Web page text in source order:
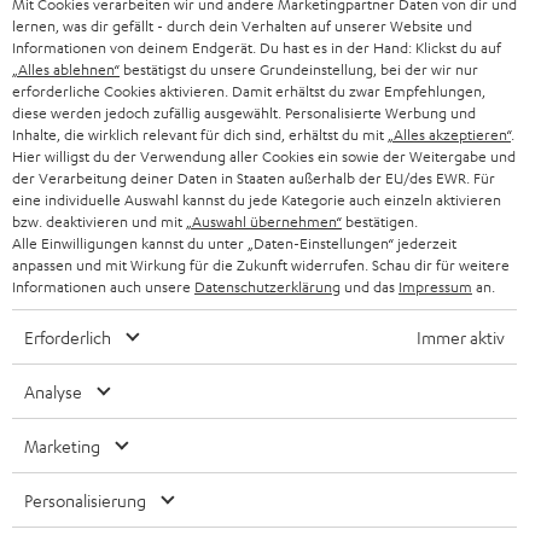
m
e
l
d
u
n
g
HEIMKINO
HEIMKINO-KOMPLETTANLAGEN
SOUNDBAR
HIFI-LAUTSPRECHER
SMART HOME
BLUETOOTH-LAUTSPRECHER
KOPFHÖRER
Unternehmen
SUPPORT
KARRIERE
PRESSE & MARKETING
GESCHÄFTSKUNDEN
STORES
DEINE VORTEILE BEI TEUFEL
Teufel Onlineshops
DEUTSCHLAND
ÖSTERREICH
SCHWEIZ
BELGIEN
FRANKREICH
lernen, was dir gefällt - durch dein Verhalten auf unserer Website und
Informationen von deinem Endgerät. Du hast es in der Hand: Klickst du auf
„Alles ablehnen“ bestätigst du unsere Grundeinstellung, bei der wir nur
erforderliche Cookies aktivieren. Damit erhältst du zwar Empfehlungen,
diese werden jedoch zufällig ausgewählt. Personalisierte Werbung und
Inhalte, die wirklich relevant für dich sind, erhältst du mit „Alles akzeptieren“.
Hier willigst du der Verwendung aller Cookies ein sowie der Weitergabe und
der Verarbeitung deiner Daten in Staaten außerhalb der EU/des EWR. Für
eine individuelle Auswahl kannst du jede Kategorie auch einzeln aktivieren
bzw. deaktivieren und mit „Auswahl übernehmen“ bestätigen.
Alle Einwilligungen kannst du unter „Daten-Einstellungen“ jederzeit
anpassen und mit Wirkung für die Zukunft widerrufen. Schau dir für weitere
Informationen auch unsere Datenschutzerklärung und das Impressum an.
Erforderlich Immer aktiv
Analyse
Marketing
Personalisierung